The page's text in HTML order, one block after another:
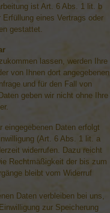
ist Art. 6 Abs. 1 lit. b
eines Vertrags oder
gestattet.
lassen, werden Ihre
von Ihnen dort angegebenen
und für den Fall von
geben wir nicht ohne Ihre
eingegebenen Daten erfolgt
(Art. 6 Abs. 1 lit. a
widerrufen. Dazu reicht
Rechtmäßigkeit der bis zum
bleibt vom Widerruf
Daten verbleiben bei uns,
zur Speicherung